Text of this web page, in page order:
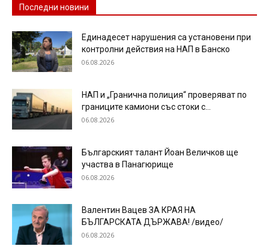
Последни новини
Единадесет нарушения са установени при
контролни действия на НАП в Банско
06.08.2026
НАП и „Гранична полиция“ проверяват по
границите камиони със стоки с...
06.08.2026
Българският талант Йоан Величков ще
участва в Панагюрище
06.08.2026
Валентин Вацев ЗА КРАЯ НА
БЪЛГАРСКАТА ДЪРЖАВА! /видео/
06.08.2026